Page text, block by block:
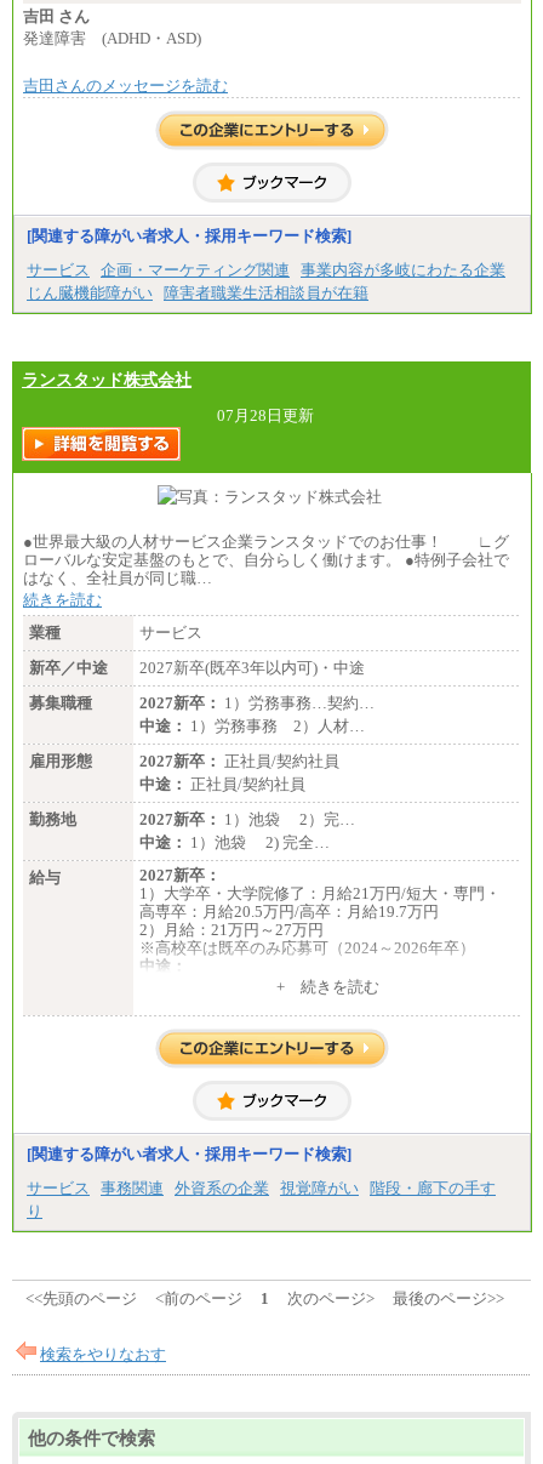
㉑月給185,000 円以上
㉒月給185,000 円以上
※全コース共通※ 能力・経験・勤務地などにより
異なります
※試用期間中も給与に変更はございません。
■その他職種共通
月給：25万3,400円～
※20時間を超過した場合は別途支給
中途：
(1)(2)月給：25万3400円～28万5900円
※20時間を超過した場合は別途支給
※試用期間中も給与に変更はございません
吉田 さん
発達障害 (ADHD・ASD)
吉田さんのメッセージを読む
[関連する障がい者求人・採用キーワード検索]
サービス
企画・マーケティング関連
事業内容が多岐にわたる企業
じん臓機能障がい 障害者職業生活相談員が在籍
ランスタッド株式会社
07月28日更新
●世界最大級の人材サービス企業ランスタッドでのお仕事！ ∟グ
ローバルな安定基盤のもとで、自分らしく働けます。 ●特例子会社で
はなく、全社員が同じ職…
続きを読む
業種
サービス
新卒／中途
2027新卒(既卒3年以内可)・中途
募集職種
2027新卒： 1）労務事務…契約…
中途： 1）労務事務 2）人材…
雇用形態
2027新卒： 正社員/契約社員
中途： 正社員/契約社員
勤務地
2027新卒： 1）池袋 2）完…
中途： 1）池袋 2) 完全…
給与
2027新卒：
1）大学卒・大学院修了：月給21万円/短大・専門・
高専卒：月給20.5万円/高卒：月給19.7万円
2）月給：21万円～27万円
※高校卒は既卒のみ応募可（2024～2026年卒）
中途：
1）月給：21万円～25万円+ 続きを読む
[関連する障がい者求人・採用キーワード検索]
サービス
事務関連 外資系の企業 視覚障がい 階段・廊下の手す
り
<<先頭のページ <前のページ 1 次のページ> 最後のページ>>
検索をやりなおす
他の条件で検索